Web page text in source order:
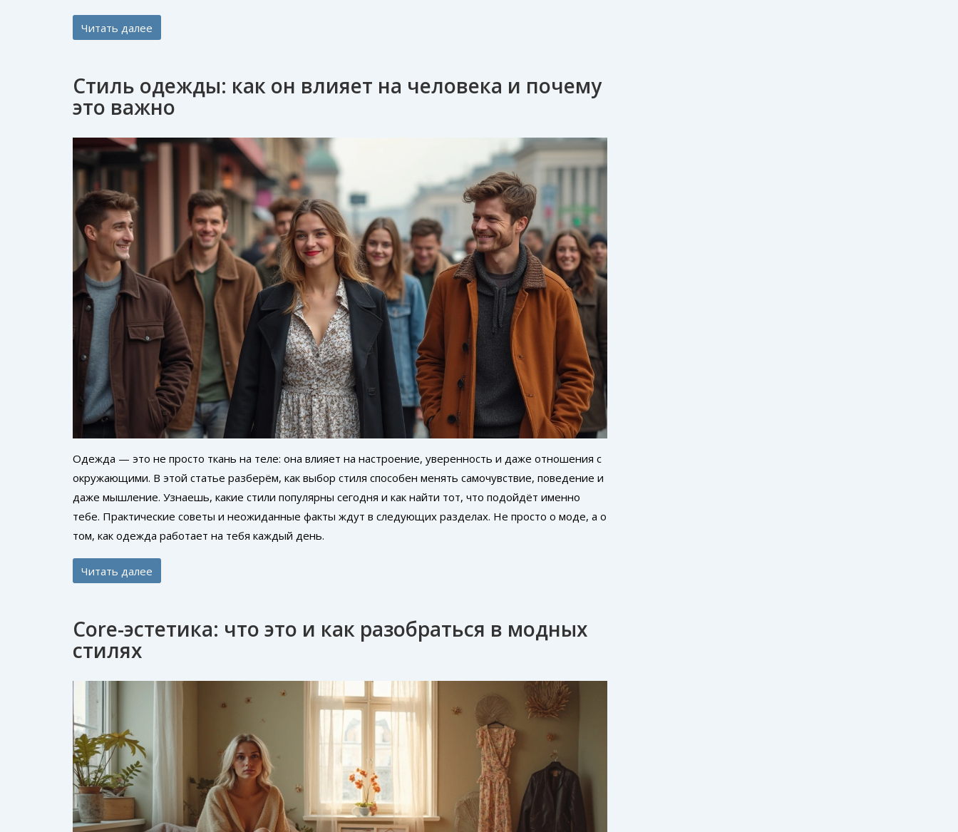
Читать далее
Стиль одежды: как он влияет на человека и почему
это важно
Одежда — это не просто ткань на теле: она влияет на настроение, уверенность и даже отношения с
окружающими. В этой статье разберём, как выбор стиля способен менять самочувствие, поведение и
даже мышление. Узнаешь, какие стили популярны сегодня и как найти тот, что подойдёт именно
тебе. Практические советы и неожиданные факты ждут в следующих разделах. Не просто о моде, а о
том, как одежда работает на тебя каждый день.
Читать далее
Core-эстетика: что это и как разобраться в модных
стилях